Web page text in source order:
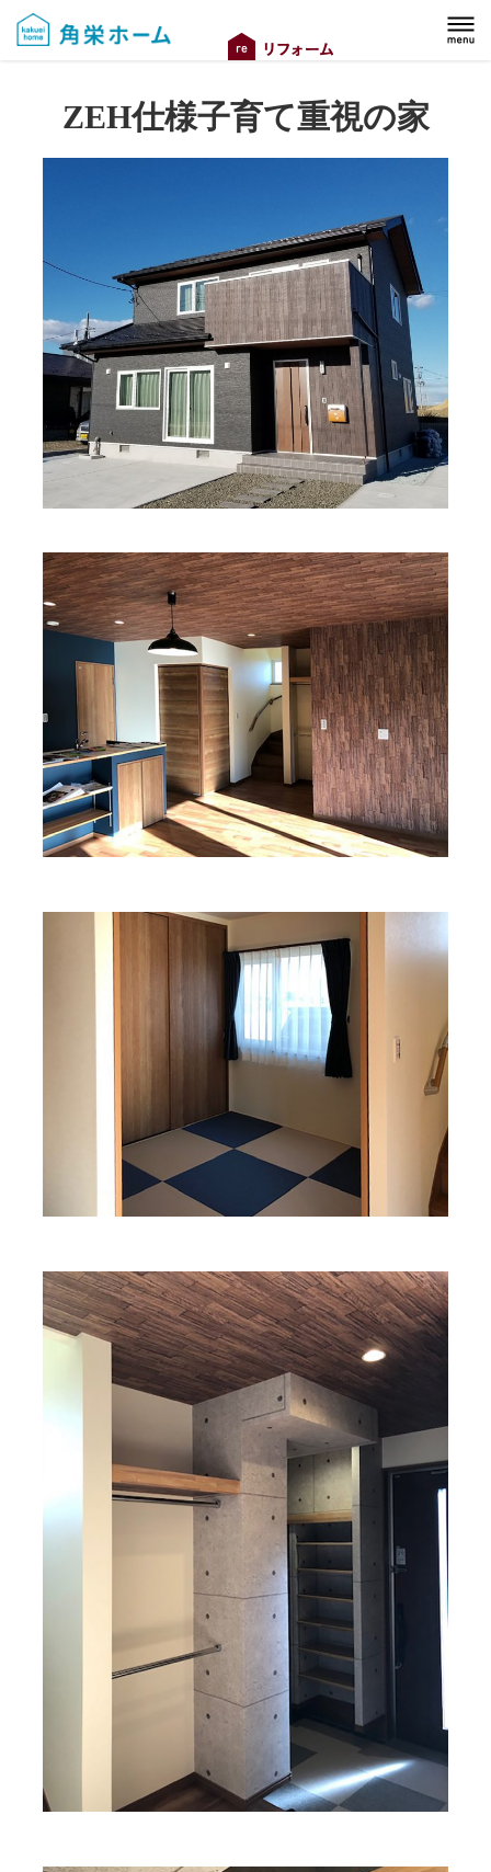
ZEH仕様子育て重視の家